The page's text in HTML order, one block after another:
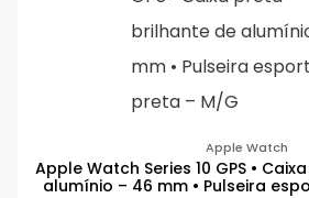
Apple Watch
Apple Watch Series 10 GPS •
alumínio – 46 mm • Pulseira